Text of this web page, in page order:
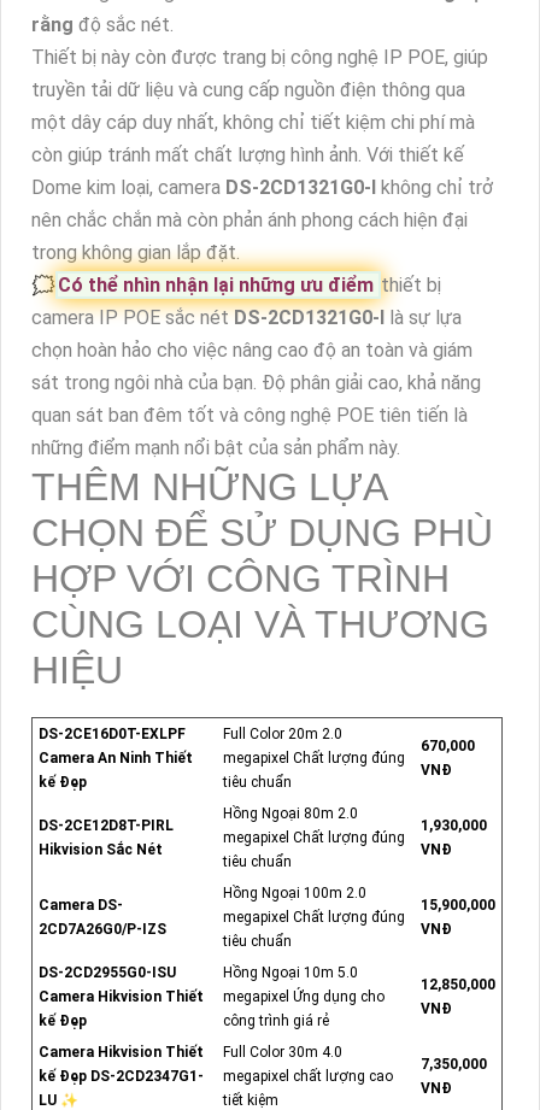
rằng độ sắc nét.
Thiết bị này còn được trang bị công nghệ IP POE, giúp
truyền tải dữ liệu và cung cấp nguồn điện thông qua
một dây cáp duy nhất, không chỉ tiết kiệm chi phí mà
còn giúp tránh mất chất lượng hình ảnh. Với thiết kế
Dome kim loại, camera DS-2CD1321G0-I không chỉ trở
nên chắc chắn mà còn phản ánh phong cách hiện đại
trong không gian lắp đặt.
🗯️Có thể nhìn nhận lại những ưu điểm thiết bị
camera IP POE sắc nétDS-2CD1321G0-I là sự lựa
chọn hoàn hảo cho việc nâng cao độ an toàn và giám
sát trong ngôi nhà của bạn. Độ phân giải cao, khả năng
quan sát ban đêm tốt và công nghệ POE tiên tiến là
những điểm mạnh nổi bật của sản phẩm này.
THÊM NHỮNG LỰA
CHỌN ĐỂ SỬ DỤNG PHÙ
HỢP VỚI CÔNG TRÌNH
CÙNG LOẠI VÀ THƯƠNG
HIỆU
DS-2CE16D0T-EXLPF
Camera An Ninh Thiết
kế Đẹp
Full Color 20m 2.0
megapixel Chất lượng đúng
tiêu chuẩn
670,000
VNĐ
DS-2CE12D8T-PIRL
Hikvision Sắc Nét
Hồng Ngoại 80m 2.0
megapixel Chất lượng đúng
tiêu chuẩn
1,930,000
VNĐ
Camera DS-
2CD7A26G0/P-IZS
Hồng Ngoại 100m 2.0
megapixel Chất lượng đúng
tiêu chuẩn
15,900,000
VNĐ
DS-2CD2955G0-ISU
Camera Hikvision Thiết
kế Đẹp
Hồng Ngoại 10m 5.0
megapixel Ứng dụng cho
công trình giá rẻ
12,850,000
VNĐ
Camera Hikvision Thiết
kế Đẹp DS-2CD2347G1-
LU ✨
Full Color 30m 4.0
megapixel chất lượng cao
tiết kiệm
7,350,000
VNĐ